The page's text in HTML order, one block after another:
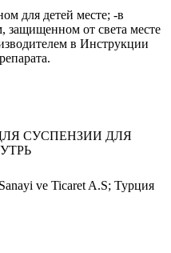
для детей месте; -в
защищенном от света месте
в Инструкции
СУСПЕНЗИИ ДЛЯ
ve Ticaret A.S; Турция